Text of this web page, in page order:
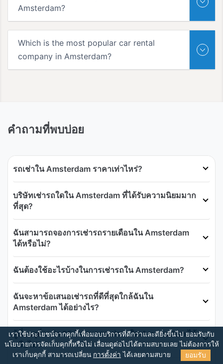
Amsterdam?
Which is the most popular car rental
company in Amsterdam?
คำถามที่พบบ่อย
รถเช่าใน Amsterdam ราคาเท่าไหร่?
บริษัทเช่ารถใดใน Amsterdam ที่ได้รับความนิยมมาก
ที่สุด?
ฉันสามารถจองการเช่ารถรายเดือนใน Amsterdam
ได้หรือไม่?
ฉันต้องใช้อะไรบ้างในการเช่ารถใน Amsterdam?
ฉันจะหาข้อเสนอเช่ารถที่ดีที่สุดใกล้ฉันใน
Amsterdam ได้อย่างไร?
ผู้ที่อายุต่ำกว่า 25 ปีสามารถเช่ารถใน Amsterdam ได้
หรือไม่?
เราใช้ประโยชน์จากคุกกี้เพื่อมอบบริการที่ดีกว่าและดียิ่งขึ้นไป ยอมรับกับ
นโยบายการจัดเก็บคุกกี้หรือไม่ เลื่อนดูต่อไปได้ตามสบายเลย ไม่ต้องการให้
เราเก็บคุกกี้ สามารถเปลี่ยน การตั้งค่า ได้เลยตามสบาย ยอมรับ